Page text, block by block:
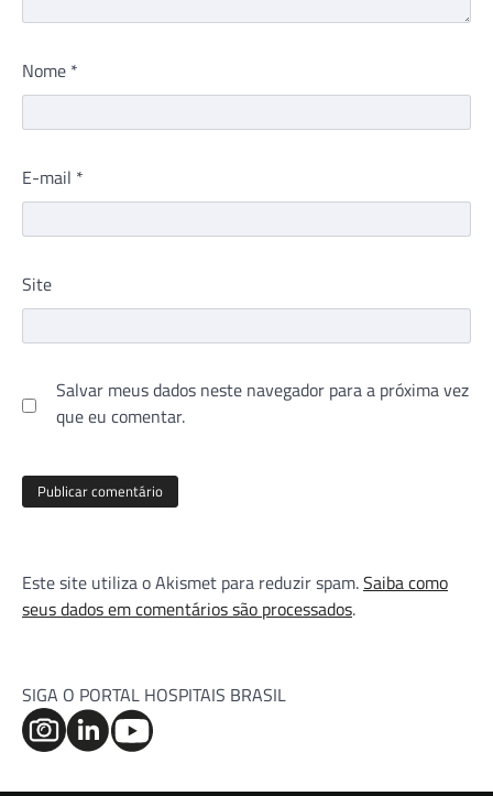
Nome *
E-mail *
Site
Salvar meus dados neste navegador para a próxima vez
que eu comentar.
Este site utiliza o Akismet para reduzir spam.Saiba como
seus dados em comentários são processados.
SIGA O PORTAL HOSPITAIS BRASIL